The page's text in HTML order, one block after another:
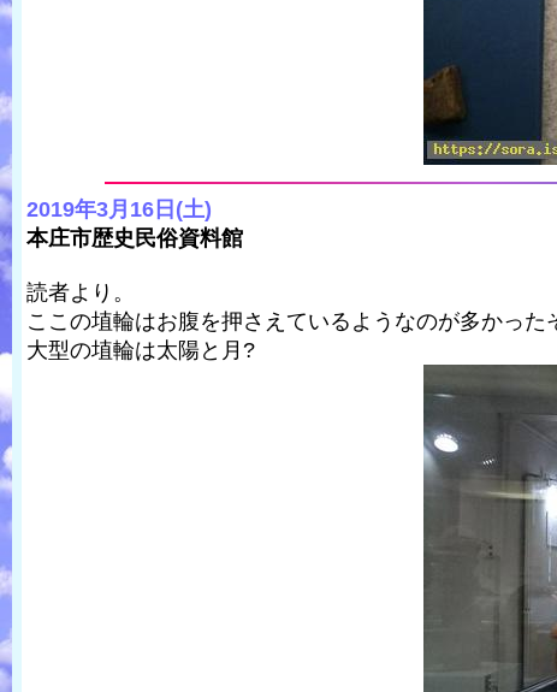
2019年3月16日(土)
本庄市歴史民俗資料館
読者より。
ここの埴輪はお腹を押さえているようなのが多かっ
大型の埴輪は太陽と月?